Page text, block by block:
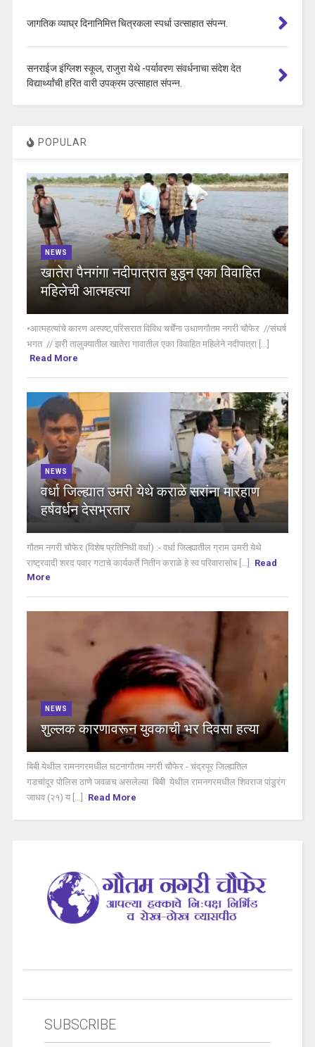
जागतिक व्याघ्र दिनानिमित्त चित्रकला स्पर्धा उत्साहात संपन्न.
सनराईज इंग्लिश स्कूल, राजुरा येथे -पर्यावरण संवर्धनाचा संदेश देत
विद्यार्थ्यांची हरित वारी उपक्रम उत्साहात संपन्न.
POPULAR
NEWS
खातेरा पैनगंगा नदीपात्रात बुडून एका विवाहित
महिलेची आत्महत्या
•आत्महत्यांचे कारण अस्पष्ट,परिसरात विविध चर्चेंना उधाणगौतम नगरी चौफेर //संघर्ष
भगत // झरी तालुक्यातील खातेरा गावातील एका विवाहित महिलेने नदीपात्रा [...]
Read More
NEWS
वर्धा जिल्ह्यात उमरी येथे कराळे सरांना मारहाण
हर्षवर्धन देसभ्रतार
गौतम नगरी चौफेर (विशेष प्रतिनिधी वर्धा) :- वर्धा जिल्ह्यातील ग्राम उमरी येथे
राष्ट्रवादी शरद पवार गटाचे कार्यकर्ते नितीन कराळे हे स्व परिवारासोब [...]
Read
More
NEWS
शुल्लक कारणावरून युवकाची भर दिवसा हत्या
बिबी येथील रामनगरमधील घटनागौतम नगरी चौफेर - चंद्रपूर जिल्ह्यतिल
गडचांदूर पोलिस ठाणे जवळच असलेल्या बिबी येथील रामनगरमधील शिवराज पांडुरंग
जाधव (२१) य [...]
Read More
SUBSCRIBE